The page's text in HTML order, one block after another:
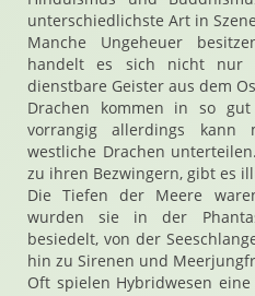
unterschiedlichste Art in
Manche Ungeheuer
handelt es sich nicht nur
dienstbare Geister aus dem
Drachen kommen in so
vorrangig allerdings
westliche Drachen
zu ihren Bezwingern, gibt es
Die Tiefen der Meere
wurden sie in der
besiedelt, von der
hin zu Sirenen und
Oft spielen Hybridwesen